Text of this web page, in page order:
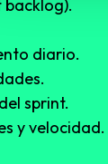
backlog).
diario.
sprint.
y velocidad.